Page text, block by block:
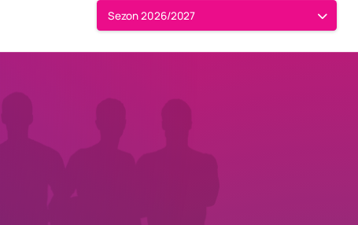
Sezon 2026/2027